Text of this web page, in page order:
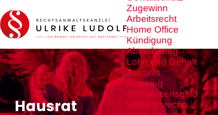
Zugewinn
Arbeitsrecht
Home Office
Kündigung
Abmahnung
Lohn und Gehalt
Zeugnis
Mobbing
Schmerzensgeld
Verkehrsrecht
Hausrat